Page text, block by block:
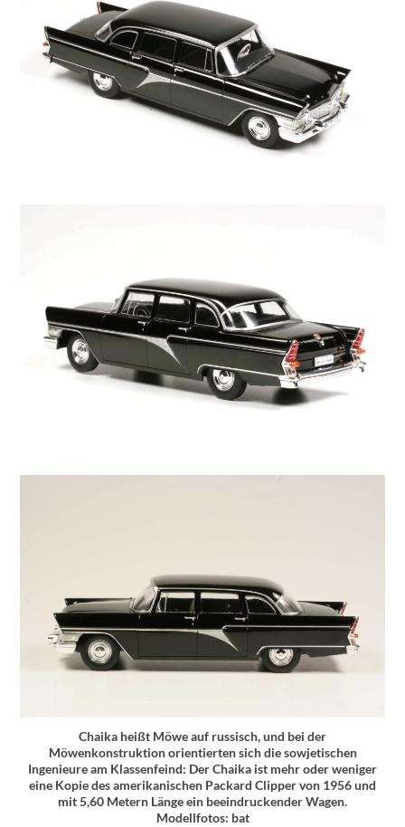
Chaika heißt Möwe auf russisch, und bei der
Möwenkonstruktion orientierten sich die sowjetischen
Ingenieure am Klassenfeind: Der Chaika ist mehr oder weniger
eine Kopie des amerikanischen Packard Clipper von 1956 und
mit 5,60 Metern Länge ein beeindruckender Wagen.
Modellfotos: bat